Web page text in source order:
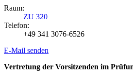
Raum:
ZU 320
Telefon:
+49 341 3076-6526
E-Mail senden
Vertretung der Vorsitzenden im